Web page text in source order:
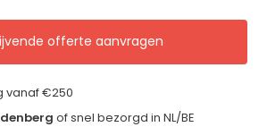
offerte aanvragen
vanaf €250
of snel bezorgd in NL/BE